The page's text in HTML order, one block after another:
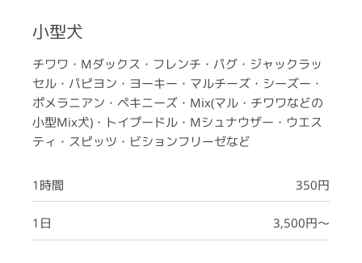
小型犬
チワワ・Mダックス・フレンチ・パグ・ジャックラッ
セル・パピヨン・ヨーキー・マルチーズ・シーズー・
ポメラニアン・ペキニーズ・Mix(マル・チワワなどの
小型Mix犬)・トイプードル・Mシュナウザー・ウエス
ティ・スピッツ・ビションフリーゼなど
1時間 350円
1日 3,500円～